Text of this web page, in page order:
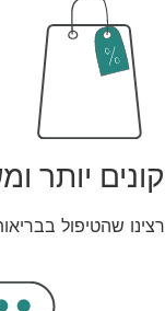
קונים יותר
רצינו שהטיפול